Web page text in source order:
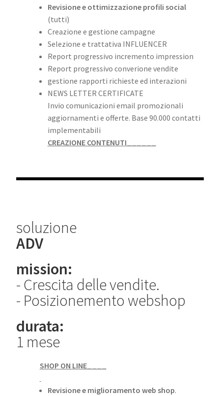
Revisione e ottimizzazione profili social
(tutti)
Creazione e gestione campagne
Selezione e trattativa INFLUENCER
Report progressivo incremento impression
Report progressivo converione vendite
gestione rapporti richieste ed interazioni
NEWS LETTER CERTIFICATE
Invio comunicazioni email promozionali
aggiornamenti e offerte. Base 90.000 contatti
implementabili
CREAZIONE CONTENUTI______
soluzione
ADV
mission:
- Crescita delle vendite.
- Posizionemento webshop
durata:
1 mese
SHOP ON LINE____
Revisione e miglioramento web shop.